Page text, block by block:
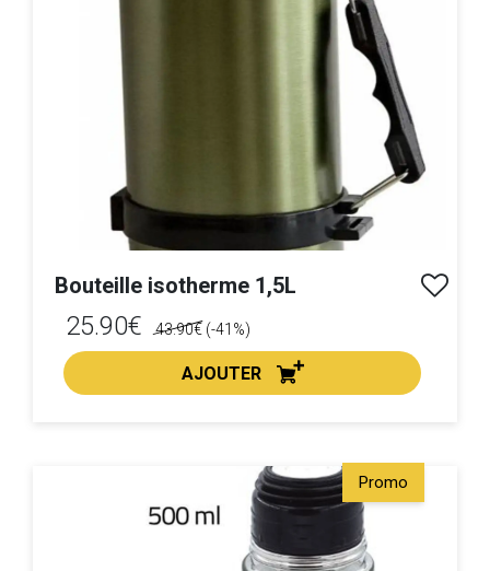
Bouteille isotherme 1,5L
25.90€ 43.90€ (-41%)
AJOUTER
ACHAT EXPRESS
Promo